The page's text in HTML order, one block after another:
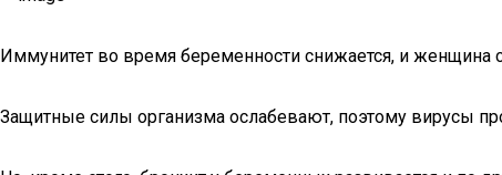
Иммунитет во время беременности снижается, и женщина
Защитные силы организма ослабевают, поэтому вирусы